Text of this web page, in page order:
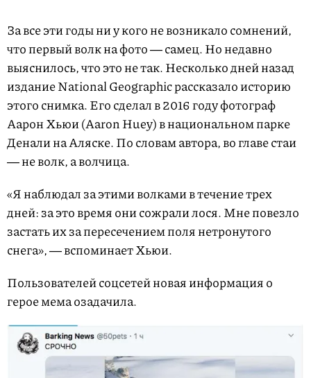
За все эти годы ни у кого не возникало сомнений,
что первый волк на фото ― самец. Но недавно
выяснилось, что это не так. Несколько дней назад
издание National Geographic рассказало историю
этого снимка. Его сделал в 2016 году фотограф
Аарон Хьюи (Aaron Huey) в национальном парке
Денали на Аляске. По словам автора, во главе стаи
― не волк, а волчица.
«Я наблюдал за этими волками в течение трех
дней: за это время они сожрали лося. Мне повезло
застать их за пересечением поля нетронутого
снега», ― вспоминает Хьюи.
Пользователей соцсетей новая информация о
герое мема озадачила.